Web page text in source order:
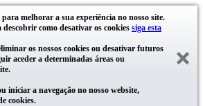
melhorar a sua experiência no nosso site.
como desativar os cookies siga esta
os nossos cookies ou desativar futuros
aceder a determinadas áreas ou
iniciar a navegação no nosso website,
cookies.